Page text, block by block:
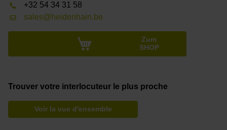
+32 54 34 31 58
sales@heidenhain.be
Zum
SHOP
Trouver votre interlocuteur le plus proche
Voir la vue d'ensemble